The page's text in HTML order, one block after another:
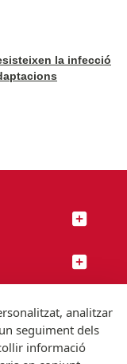
la infecció
analitzar
seguiment dels
informació